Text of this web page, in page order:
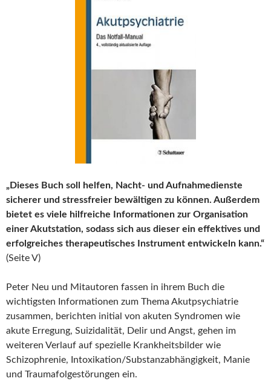
„Dieses Buch soll helfen, Nacht- und Aufnahmedienste
sicherer und stressfreier bewältigen zu können. Außerdem
bietet es viele hilfreiche Informationen zur Organisation
einer Akutstation, sodass sich aus dieser ein effektives und
erfolgreiches therapeutisches Instrument entwickeln kann.“
(Seite V)
Peter Neu und Mitautoren fassen in ihrem Buch die
wichtigsten Informationen zum Thema Akutpsychiatrie
zusammen, berichten initial von akuten Syndromen wie
akute Erregung, Suizidalität, Delir und Angst, gehen im
weiteren Verlauf auf spezielle Krankheitsbilder wie
Schizophrenie, Intoxikation/Substanzabhängigkeit, Manie
und Traumafolgestörungen ein.